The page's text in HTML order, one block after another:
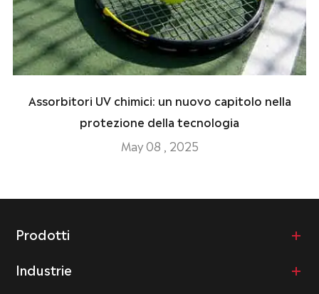
Assorbitori UV chimici: un nuovo capitolo nella
protezione della tecnologia
May 08 , 2025
Prodotti
Industrie